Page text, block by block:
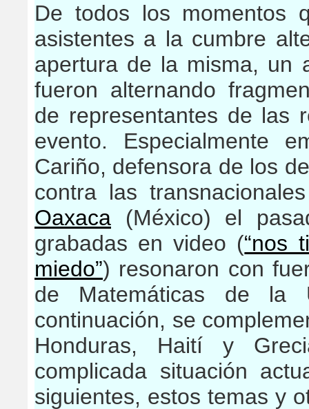
De todos los momentos
asistentes a la cumbre
apertura de la misma, un
fueron alternando
de representantes de las
evento. Especialmente
Cariño, defensora de los
contra las
Oaxaca (México) el
grabadas en video (“nos
miedo”) resonaron con
de Matemáticas de la
continuación, se
Honduras, Haití y
complicada situación
siguientes, estos temas y